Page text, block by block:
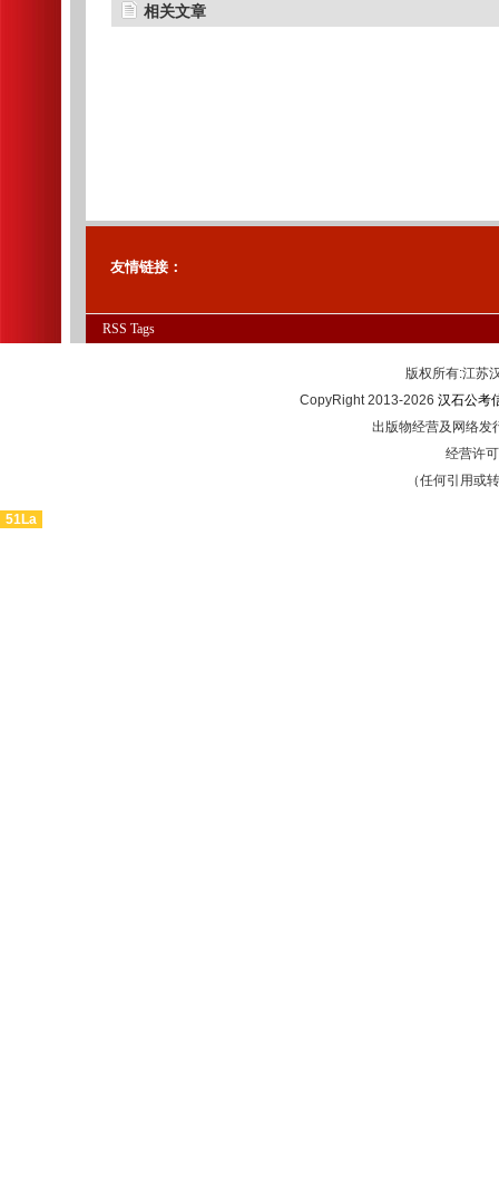
相关文章
友情链接：
RSS Tags
版权所有:江
CopyRight 2013-2026 汉石公考
出版物经营及网络发
经营许
（任何引用或
51La